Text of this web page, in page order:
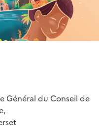
Général du Conseil de